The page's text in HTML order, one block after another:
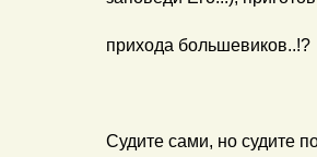
прихода большевиков..!?
Судите сами, но судите